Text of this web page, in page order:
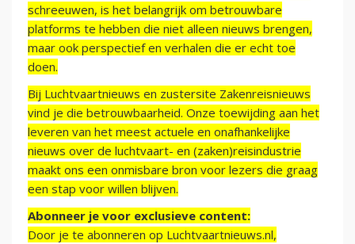
schreeuwen, is het belangrijk om betrouwbare
platforms te hebben die niet alleen nieuws brengen,
maar ook perspectief en verhalen die er echt toe
doen.
Bij Luchtvaartnieuws en zustersite Zakenreisnieuws
vind je die betrouwbaarheid. Onze toewijding aan het
leveren van het meest actuele en onafhankelijke
nieuws over de luchtvaart- en (zaken)reisindustrie
maakt ons een onmisbare bron voor lezers die graag
een stap voor willen blijven.
Abonneer je voor exclusieve content:
Door je te abonneren op Luchtvaartnieuws.nl,